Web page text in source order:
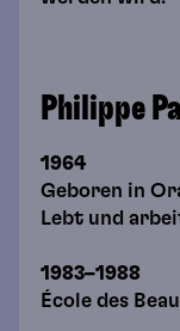
Philippe
1964
Geboren in
Lebt und
1983–1988
École des